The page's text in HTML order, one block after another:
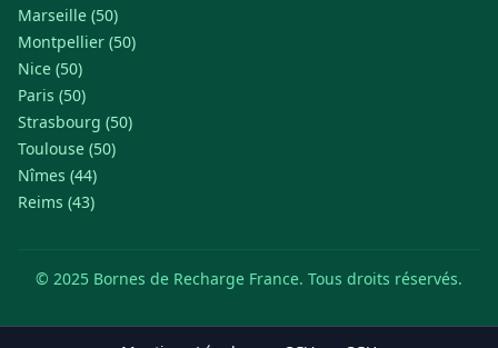
Marseille (50)
Montpellier (50)
Nice (50)
Paris (50)
Strasbourg (50)
Toulouse (50)
Nîmes (44)
Reims (43)
© 2025 Bornes de Recharge France. Tous droits réservés.